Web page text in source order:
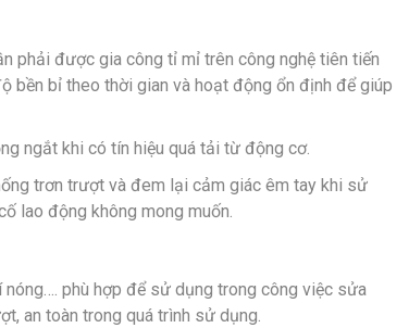
phải được gia công tỉ mỉ trên công nghệ tiên tiến
bền bỉ theo thời gian và hoạt động ổn định để giúp
ngắt khi có tín hiệu quá tải từ động cơ.
trơn trượt và đem lại cảm giác êm tay khi sử
lao động không mong muốn.
phù hợp để sử dụng trong công việc sửa
an toàn trong quá trình sử dụng.